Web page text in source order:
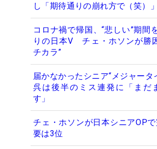
し「期待通りの崩れ方で（笑）」
コロナ禍で帰国、“悲しい”期間
りの日本V チェ・ホソンが勝
チカラ”
届かなかったシニア“メジャー
呉は後半のミス連発に「まだ
す」
チェ・ホソンが日本シニアOP
要は3位